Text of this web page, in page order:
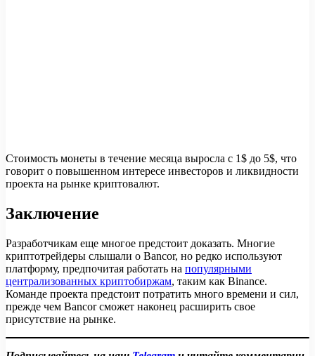
Стоимость монеты в течение месяца выросла c 1$ до 5$, что
говорит о повышенном интересе инвесторов и ликвидности
проекта на рынке криптовалют.
Заключение
Разработчикам еще многое предстоит доказать. Многие
криптотрейдеры слышали о Bancor, но редко используют
платформу, предпочитая работать на популярными
централизованных криптобиржам, таким как Binance.
Команде проекта предстоит потратить много времени и сил,
прежде чем Bancor сможет наконец расширить свое
присутствие на рынке.